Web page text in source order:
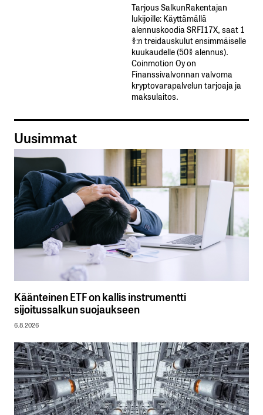
Tarjous SalkunRakentajan
lukijoille: Käyttämällä​ ​
alennuskoodia​ ​SRFI17X,​ ​saat​ ​1
%:n treidauskulut​ ​ensimmäiselle​ ​
kuukaudelle​ ​(50%​ ​alennus).
Coinmotion Oy on
Finanssivalvonnan valvoma
kryptovarapalvelun tarjoaja ja
maksulaitos.
Uusimmat
Käänteinen ETF on kallis instrumentti
sijoitussalkun suojaukseen
6.8.2026